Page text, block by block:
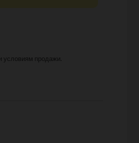
условиям продажи.